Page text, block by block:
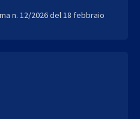
n. 12/2026 del 18 febbraio